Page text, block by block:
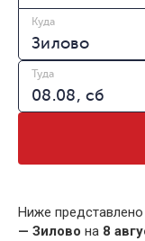
Куда
Туда
Ниже
— Зилово на 8